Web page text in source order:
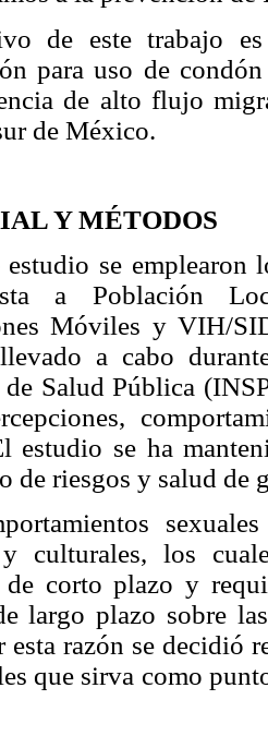
de este trabajo
para uso de
de alto flujo
de México.
Y MÉTODOS
estudio se
a Población
Móviles y VIH/
a cabo
Salud Pública
estudio se ha
de riesgos y salud de
culturales, los
corto plazo y
largo plazo sobre
esta razón se decidió
que sirva como